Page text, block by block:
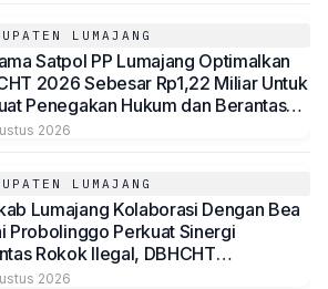
LUMAJANG
Satpol PP Lumajang Optimalkan
2026 Sebesar Rp1,22 Miliar Untuk
Penegakan Hukum dan Berantas
Ilegal
2026
LUMAJANG
Lumajang Kolaborasi Dengan Bea
Probolinggo Perkuat Sinergi
Rokok Ilegal, DBHCHT
untuk Kesejahteraan
2026